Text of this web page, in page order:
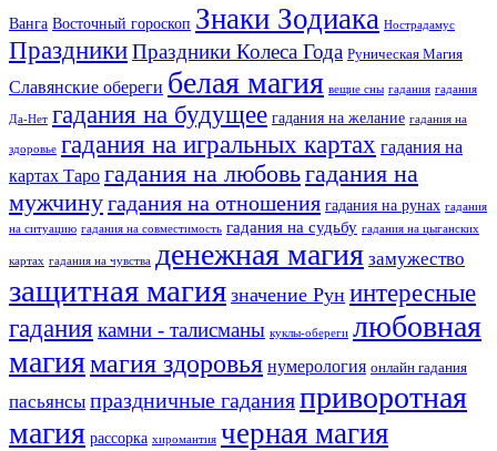
Ванга Восточный гороскоп Знаки Зодиака Нострадамус
ПраздникиПраздники Колеса Года Руническая Магия
Славянские обереги белая магия вещие сны гадания гадания
Да-Нет гадания на будущее гадания на желание гадания на
здоровье гадания на игральных картах гадания на
картах Таро гадания на любовьгадания на
мужчинугадания на отношения гадания на рунах гадания
на ситуацию гадания на совместимость гадания на судьбу гадания на цыганских
картах гадания на чувства денежная магия замужество
защитная магия значение Рун интересные
гадания камни - талисманы куклы-обереги любовная
магиямагия здоровья нумерология онлайн гадания
пасьянсы праздничные гаданияприворотная
магия рассорка хиромантия черная магия